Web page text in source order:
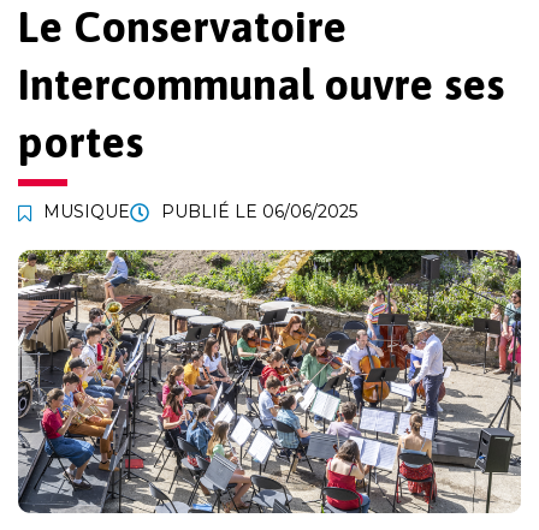
Le Conservatoire
Intercommunal ouvre ses
portes
MUSIQUE PUBLIÉ LE 06/06/2025